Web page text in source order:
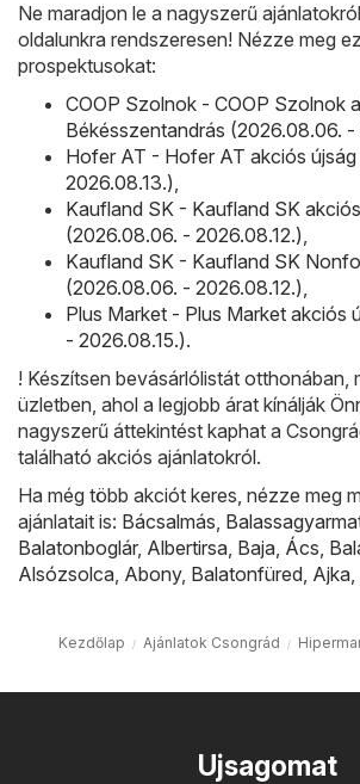
Ne maradjon le a nagyszerű
oldalunkra rendszeresen! Nézze meg
prospektusokat:
COOP Szolnok - COOP Szolnok
Békésszentandrás (2026.08.06. -
Hofer AT - Hofer AT akciós
2026.08.13.),
Kaufland SK - Kaufland SK
(2026.08.06. - 2026.08.12.),
Kaufland SK - Kaufland SK
(2026.08.06. - 2026.08.12.),
Plus Market - Plus Market akciós
- 2026.08.15.).
! Készítsen bevásárlólistát otthonában,
üzletben, ahol a legjobb árat kínálják
nagyszerű áttekintést kaphat a
található akciós ajánlatokról.
Ha még több akciót keres, nézze meg
ajánlatait is: Bácsalmás,
Balatonboglár, Albertirsa, Baja, Ács,
Alsózsolca, Abony, Balatonfüred, Ajka,
Kezdőlap Ajánlatok Csongrád
Ujsagomat